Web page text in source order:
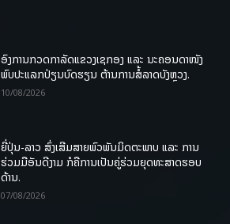
ອົງການກວດກາລັດແຂວງເຊກອງ ແລະ ນະຄອນດາໜັງ
ພົບປະແລກປ່ຽນບົດຮຽນ ຕ້ານການສໍ້ລາດບັງຫຼວງ.
10/08/2026
ຍີ່ປຸ່ນ-ລາວ ສົ່ງເສີມສາຍພົວພັນມິດຕະພາບ ແລະ ການ
ຮ່ວມມືອັນດີງາມ ກໍຄືການເປັນຄູ່ຮ່ວມຍຸດທະສາດຮອບ
ດ້ານ.
07/08/2026